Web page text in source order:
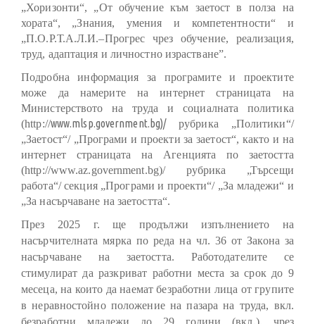
„Хоризонти“, „От обучение към заетост в полза на
хората“, „Знания, умения и компетентности“ и
„П.О.Р.Т.А.Л.И.–Прогрес чрез обучение, реализация,
труд, адаптация и личностно израстване”.
Подробна информация за програмите и проектите
може да намерите на интернет страницата на
Министерството на труда и социалната политика
(http://www.mlsp.government.bg)/рубрика „Политики“/
„Заетост“/ „Програми и проекти за заетост“, както и на
интернет страницата на Агенцията по заетостта
(http://www.az.government.bg)/рубрика „Търсещи
работа“/ секция „Програми и проекти“/ „За младежи“ и
„За насърчаване на заетостта“.
През 2025 г. ще продължи изпълнението на
насърчителната мярка по реда на чл. 36 от Закона за
насърчаване на заетостта. Работодателите се
стимулират да разкриват работни места за срок до 9
месеца, на които да наемат безработни лица от групите
в неравностойно положение на пазара на труда, вкл.